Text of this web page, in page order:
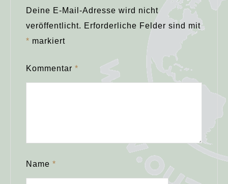
Deine E-Mail-Adresse wird nicht
veröffentlicht. Erforderliche Felder sind mit
* markiert
Kommentar *
Name *